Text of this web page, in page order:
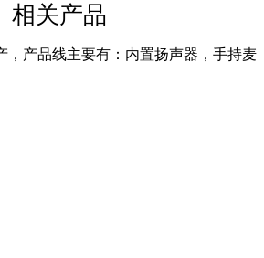
相关产品
，产品线主要有：内置扬声器，手持麦